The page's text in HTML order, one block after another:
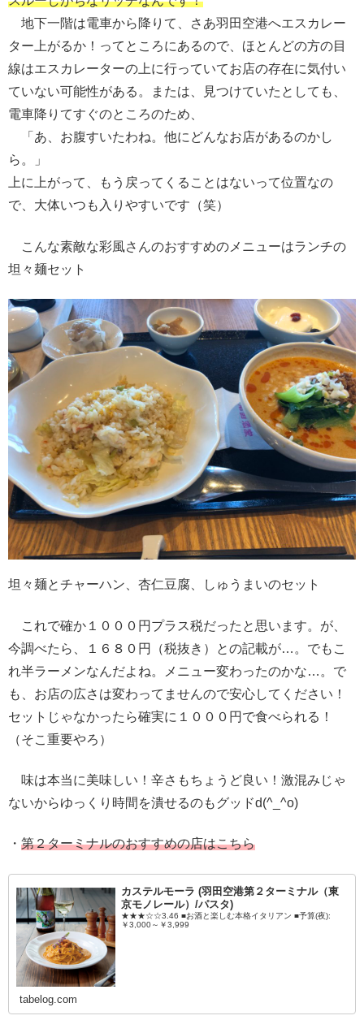
地下一階は電車から降りて、さあ羽田空港へエスカレー
ター上がるか！ってところにあるので、ほとんどの方の目
線はエスカレーターの上に行っていてお店の存在に気付い
ていない可能性がある。または、見つけていたとしても、
電車降りてすぐのところのため、
「あ、お腹すいたわね。他にどんなお店があるのかし
ら。」
上に上がって、もう戻ってくることはないって位置なの
で、大体いつも入りやすいです（笑）
こんな素敵な彩風さんのおすすめのメニューはランチの
坦々麺セット
坦々麺とチャーハン、杏仁豆腐、しゅうまいのセット
これで確か１０００円プラス税だったと思います。が、
今調べたら、１６８０円（税抜き）との記載が…。でもこ
れ半ラーメンなんだよね。メニュー変わったのかな…。で
も、お店の広さは変わってませんので安心してください！
セットじゃなかったら確実に１０００円で食べられる！
（そこ重要やろ）
味は本当に美味しい！辛さもちょうど良い！激混みじゃ
ないからゆっくり時間を潰せるのもグッドd(^_^o)
・ 第２ターミナルのおすすめの店はこちら
カステルモーラ (羽田空港第２ターミナル（東
京モノレール）/パスタ)
★★★☆☆3.46 ■お酒と楽しむ本格イタリアン ■予算(夜):
￥3,000～￥3,999
tabelog.com